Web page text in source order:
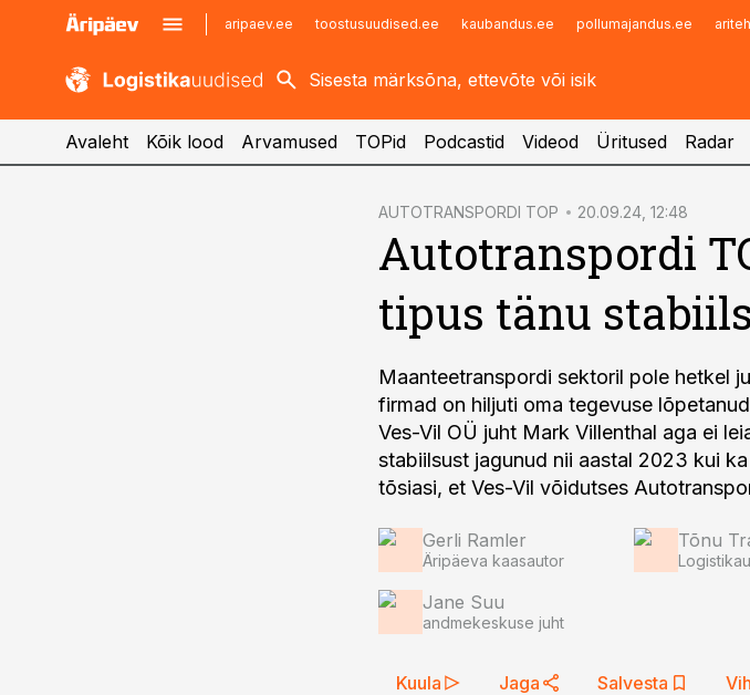
aripaev.ee toostusuudised.ee kaubandus.ee pollumajandus.ee
kaubandus.ee
kinnisvarauudised.ee
imelineajalugu.ee
Infopank
Avaleht Kõik lood Arvamused TOPid Podcastid Videod Üritused Radar
AUTOTRANSPORDI TOP 20.09.24, 12:48
Autotranspordi
tipus tänu
Maanteetranspordi sektoril pole hetkel
firmad on hiljuti oma tegevuse
Ves-Vil OÜ juht Mark Villenthal aga ei
stabiilsust jagunud nii aastal 2023 kui
tõsiasi, et Ves-Vil võidutses
Gerli Ramler
Äripäeva kaasautor
Tõnu
Jane Suu
andmekeskuse juht
Kuula Jaga Salvesta